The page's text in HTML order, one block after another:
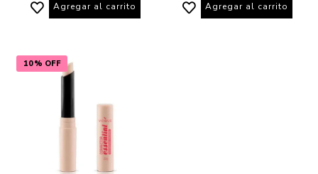
Agregar al carrito Agregar al carrito
10% OFF